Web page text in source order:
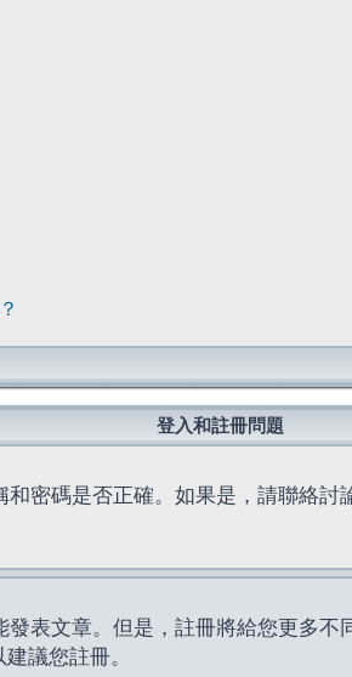
登入和註冊問題
密碼是否正確。如果是，請聯絡
表文章。但是，註冊將給您更多
議您註冊。